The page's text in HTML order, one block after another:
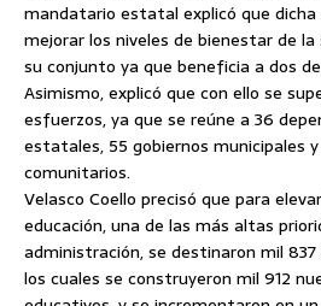
mandatario estatal explicó que
mejorar los niveles de bienestar de
su conjunto ya que beneficia a dos
Asimismo, explicó que con ello se
esfuerzos, ya que se reúne a 36
estatales, 55 gobiernos municipales
comunitarios.
Velasco Coello precisó que para
educación, una de las más altas
administración, se destinaron mil 837
los cuales se construyeron mil 912